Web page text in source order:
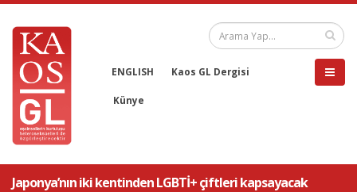
ENGLISH Kaos GL Dergisi
Künye
Japonya’nın iki kentinden LGBTİ+ çiftleri kapsayacak